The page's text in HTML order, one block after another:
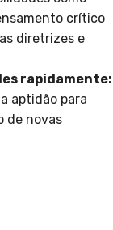
crítico
diretrizes e
rapidamente:
aptidão para
de novas